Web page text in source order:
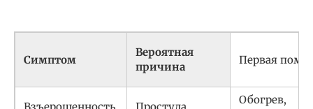
Симптом
Вероятная
причина
Первая
Взъерошенность,
Простуда,
Обогрев,